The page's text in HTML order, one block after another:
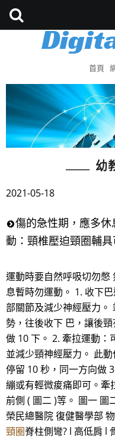
首頁
幼
2021-05-18
傷的急性期，應多
動：頸椎壓迫頸圈輔
運動時要自然呼吸切勿憋
息暫時勿運動。 1. 收下巴
部關節及減少神經壓力。
勢，往後收下 巴，讓後
做 10 下。 2. 牽拉運動：
並減少頸神經壓力。 此
停留 10 秒，同一方向做
繃或有輕微痠痛即可。牽
前側 ( 圖二 )等。 圖一 圖
榮民總醫院 復健醫學部
頸圈脊柱側彎? l 高低肩 l